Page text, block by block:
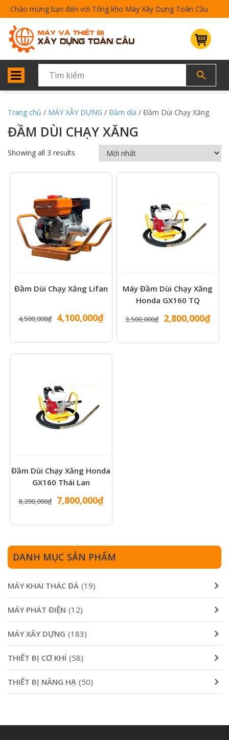
Chào mừng bạn đến với Tổng kho Máy Xây Dựng Toàn Cầu
Trang chủ / MÁY XÂY DỰNG / Đầm dùi / Đầm Dùi Chạy Xăng
ĐẦM DÙI CHẠY XĂNG
Showing all 3 results
Đầm Dùi Chạy Xăng Lifan
4,500,000₫
Giá
là:
4,500,000₫.
4,100,000₫Giá
tại
là:
Máy Đầm Dùi Chạy Xăng
Honda GX160 TQ
3,500,000₫
Giá
là:
2,800,000₫Giá
tại
Đầm Dùi Chạy Xăng Honda
GX160 Thái Lan
8,200,000₫
Giá
là:
7,800,000₫Giá
tại
7,800,000₫.
DANH MỤC SẢN PHẨM
MÁY KHAI THÁC ĐÁ (19)
MÁY PHÁT ĐIỆN (12)
MÁY XÂY DỰNG (183)
THIẾT BỊ CƠ KHÍ (58)
THIẾT BỊ NÂNG HẠ (50)